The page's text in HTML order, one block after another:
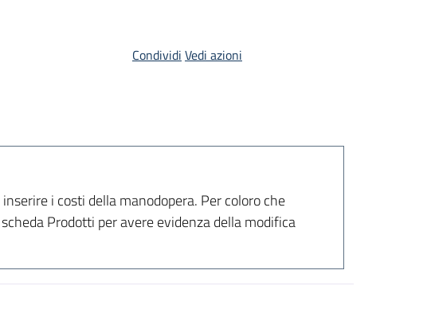
Condividi Vedi azioni
i costi della manodopera. Per coloro che
Prodotti per avere evidenza della modifica